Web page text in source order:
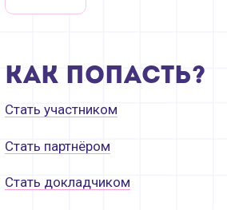
Как попасть?
Стать участником
Стать партнёром
Стать докладчиком